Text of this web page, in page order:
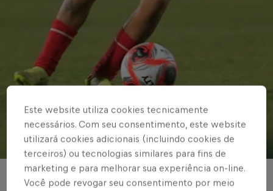
BRASILEIRÃO
Este website utiliza cookies tecnicamente
necessários. Com seu consentimento, este website
utilizará cookies adicionais (incluindo cookies de
terceiros) ou tecnologias similares para fins de
marketing e para melhorar sua experiência on-line.
Você pode revogar seu consentimento por meio